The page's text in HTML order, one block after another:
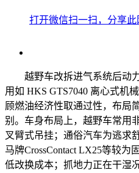
打开微信扫一扫，分享此
越野车改拆进气系统后动力
用如 HKS GTS7040 离心式机
顾燃油经济性取通过性，布局
别。车身布局上，越野车常用
叉臂式吊挂；通俗汽车为逃求
马牌CrossContact LX25等较
低改换成本；抓地力正在干湿